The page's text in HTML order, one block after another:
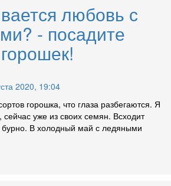
любовь с
- посадите
2020, 19:04
горошка, что глаза разбегаются. Я
уже из своих семян. Всходит
бурно. В холодный май с ледяными